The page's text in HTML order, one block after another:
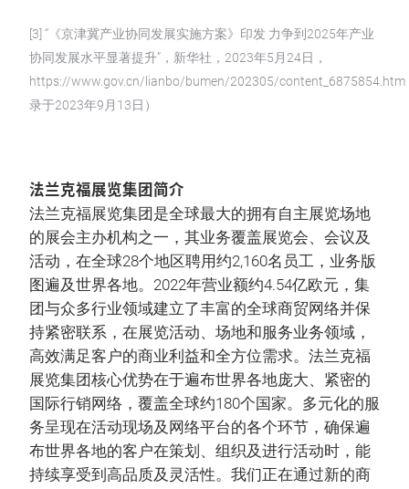
[3] “《京津冀产业协同发展实施方案》印发 力争到2025年产业
协同发展水平显著提升”，新华社，2023年5月24日，
https://www.gov.cn/lianbo/bumen/202305/content_6875854.htm
录于2023年9月13日）
法兰克福展览集团简介
法兰克福展览集团是全球最大的拥有自主展览场地
的展会主办机构之一，其业务覆盖展览会、会议及
活动，在全球28个地区聘用约2,160名员工，业务版
图遍及世界各地。2022年营业额约4.54亿欧元，集
团与众多行业领域建立了丰富的全球商贸网络并保
持紧密联系，在展览活动、场地和服务业务领域，
高效满足客户的商业利益和全方位需求。法兰克福
展览集团核心优势在于遍布世界各地庞大、紧密的
国际行销网络，覆盖全球约180个国家。多元化的服
务呈现在活动现场及网络平台的各个环节，确保遍
布世界各地的客户在策划、组织及进行活动时，能
持续享受到高品质及灵活性。我们正在通过新的商